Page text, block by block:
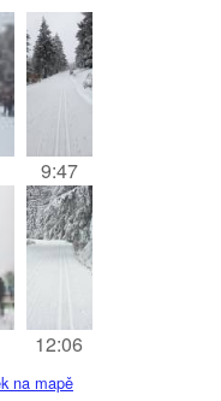
9:47
12:06
na mapě